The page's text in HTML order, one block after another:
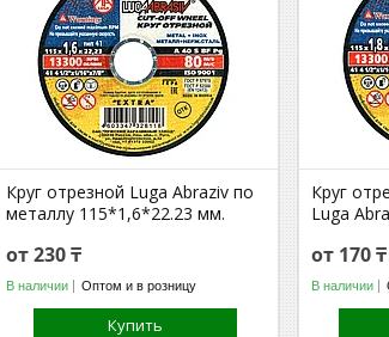
Круг отрезной Luga Abraziv по
металлу 115*1,6*22.23 мм.
от 230 ₸
В наличии Оптом и в розницу
Купить
Круг
Luga
от 170 ₸
В наличии